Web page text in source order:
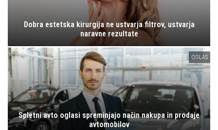
Dobra estetska kirurgija ne ustvarja filtrov, ustvarja
naravne rezultate
OGLAS
Spletni avto oglasi spreminjajo način nakupa in prodaje
avtomobilov